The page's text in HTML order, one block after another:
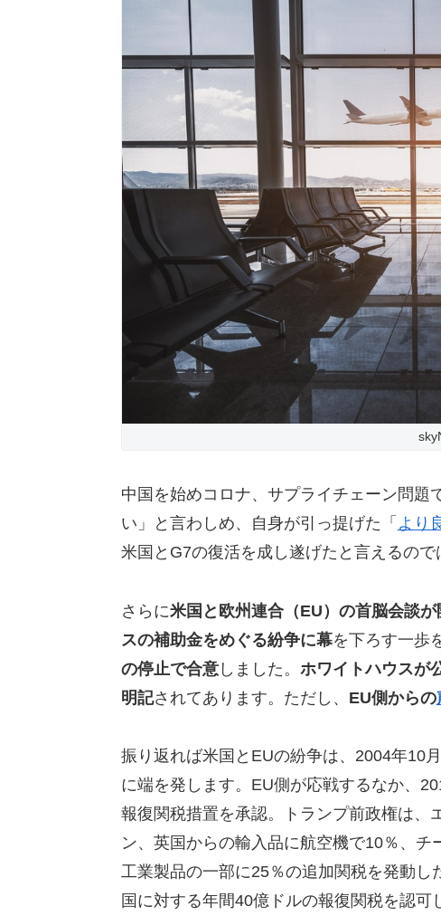
中国を始めコロナ、サプライチェーン問題
い」と言わしめ、自身が引っ提げた「 より
米国とG7の復活を成し遂げたと言えるので
さらに米国と欧州連合（EU）の首脳会談
スの補助金をめぐる紛争に幕を下ろす一歩
の停止で合意しました。 ホワイトハウスが
明記されてあります。ただし、 EU側からの
振り返れば米国とEUの紛争は、2004年10
に端を発します。EU側が応戦するなか、
報復関税措置を承認。トランプ前政権は、
ン、英国からの輸入品に航空機で10％、
工業製品の一部に25％の追加関税を発動
国に対する年間40億ドルの報復関税を認可